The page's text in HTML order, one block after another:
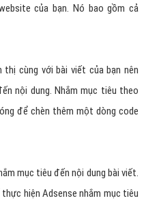
của bạn. Nó bao gồm cả
thị cùng với bài viết của bạn nên
nội dung. Nhắm mục tiêu theo
để chèn thêm một dòng code
mục tiêu đến nội dung bài viết.
hiện Adsense nhắm mục tiêu